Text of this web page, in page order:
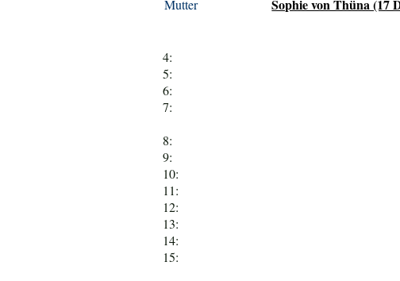
Mutter Sophie von Thüna (17
4:
5:
6:
7:
8:
9:
10:
11:
12:
13:
14:
15: